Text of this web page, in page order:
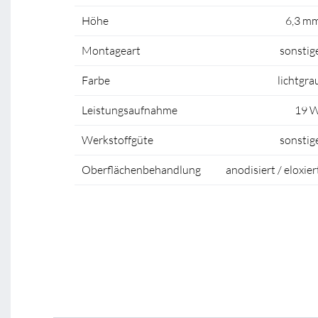
Höhe 6,3
Montageart
Farbe
Leistungsaufnahme 19
Werkstoffgüte
Oberflächenbehandlung anodisiert /